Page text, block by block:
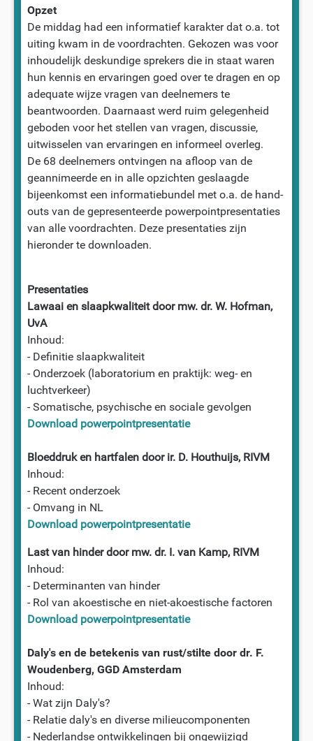
Opzet
De middag had een informatief karakter dat o.a. tot
uiting kwam in de voordrachten. Gekozen was voor
inhoudelijk deskundige sprekers die in staat waren
hun kennis en ervaringen goed over te dragen en op
adequate wijze vragen van deelnemers te
beantwoorden. Daarnaast werd ruim gelegenheid
geboden voor het stellen van vragen, discussie,
uitwisselen van ervaringen en informeel overleg.
De 68 deelnemers ontvingen na afloop van de
geannimeerde en in alle opzichten geslaagde
bijeenkomst een informatiebundel met o.a. de hand-
outs van de gepresenteerde powerpointpresentaties
van alle voordrachten. Deze presentaties zijn
hieronder te downloaden.
Presentaties
Lawaai en slaapkwaliteit door mw. dr. W. Hofman,
UvA
Inhoud:
- Definitie slaapkwaliteit
- Onderzoek (laboratorium en praktijk: weg- en
luchtverkeer)
- Somatische, psychische en sociale gevolgen
Download powerpointpresentatie
Bloeddruk en hartfalen door ir. D. Houthuijs, RIVM
Inhoud:
- Recent onderzoek
- Omvang in NL
Download powerpointpresentatie
Last van hinder door mw. dr. I. van Kamp, RIVM
Inhoud:
- Determinanten van hinder
- Rol van akoestische en niet-akoestische factoren
Download powerpointpresentatie
Daly's en de betekenis van rust/stilte door dr. F.
Woudenberg, GGD Amsterdam
Inhoud:
- Wat zijn Daly's?
- Relatie daly's en diverse milieucomponenten
- Nederlandse ontwikkelingen bij ongewijzigd